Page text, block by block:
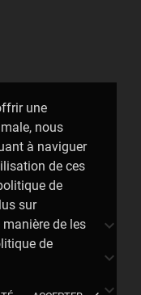
une
nous
à naviguer
de ces
de
sur
de les
de


